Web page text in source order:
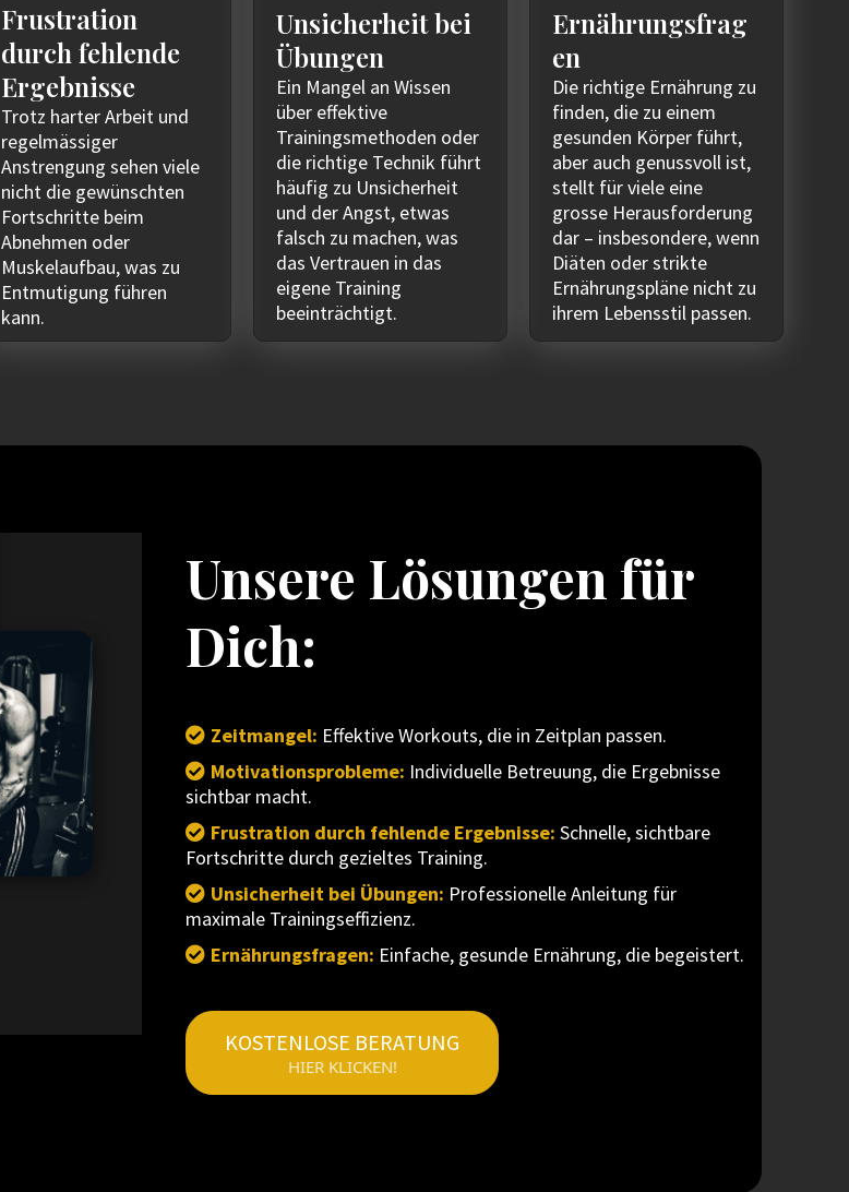
Frustration
durch fehlende
Ergebnisse
Trotz harter Arbeit und
regelmässiger
Anstrengung sehen viele
nicht die gewünschten
Fortschritte beim
Abnehmen oder
Muskelaufbau, was zu
Entmutigung führen
kann.
Unsicherheit bei
Übungen
Ein Mangel an Wissen
über effektive
Trainingsmethoden oder
die richtige Technik führt
häufig zu Unsicherheit
und der Angst, etwas
falsch zu machen, was
das Vertrauen in das
eigene Training
beeinträchtigt.
Ernährungsfrag
en
Die richtige Ernährung zu
finden, die zu einem
gesunden Körper führt,
aber auch genussvoll ist,
stellt für viele eine
grosse Herausforderung
dar – insbesondere, wenn
Diäten oder strikte
Ernährungspläne nicht zu
ihrem Lebensstil passen.
Unsere Lösungen für
Dich:
Zeitmangel: Effektive Workouts, die in Zeitplan passen.
Motivationsprobleme: Individuelle Betreuung, die Ergebnisse
sichtbar macht.
Frustration durch fehlende Ergebnisse:Schnelle, sichtbare
Fortschritte durch gezieltes Training.
Unsicherheit bei Übungen: Professionelle Anleitung für
maximale Trainingseffizienz.
Ernährungsfragen: Einfache, gesunde Ernährung, die begeistert.
KOSTENLOSE BERATUNG
HIER KLICKEN!